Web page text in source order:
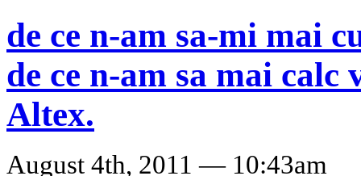
de ce n-am sa-mi mai
de ce n-am sa mai
Altex.
August 4th, 2011 — 10:43am